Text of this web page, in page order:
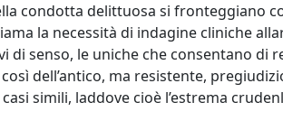
condotta delittuosa si fronteggiano
la necessità di indagine cliniche
di senso, le uniche che consentano di
dell’antico, ma resistente,
simili, laddove cioè l’estrema